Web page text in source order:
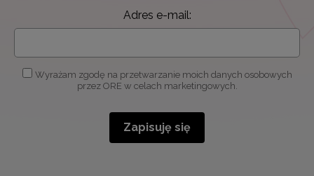
Adres e-mail:
Wyrażam zgodę na przetwarzanie moich danych osobowych
przez ORE w celach marketingowych.
Zapisuję się